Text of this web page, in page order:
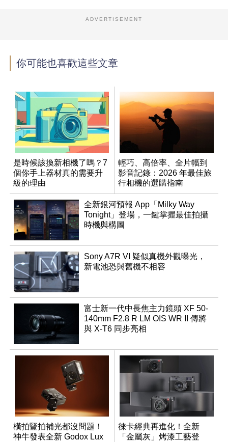
ADVERTISEMENT
你可能也喜歡這些文章
是時候該換新相機了嗎？7
個你手上器材真的需要升
級的理由
輕巧、高倍率、全片幅到
影音記錄：2026 年最佳旅
行相機的選購指南
全新銀河預報 App「Milky Way
Tonight」登場，一鍵掌握最佳拍攝
時機與構圖
Sony A7R VI 疑似真機外觀曝光，
新電池恐與舊機不相容
富士新一代中長焦主力鏡頭 XF 50-
140mm F2.8 R LM OIS WR II 傳將
與 X-T6 同步亮相
橫拍豎拍補光都沒問題！
神牛發表全新 Godox Lux
徠卡經典再進化！全新
「金屬灰」烤漆工藝登